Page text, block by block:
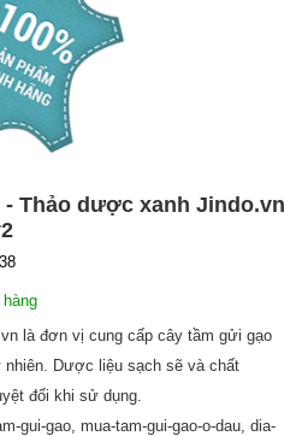
- Thảo dược xanh Jindo.vn
là đơn vị cung cấp cây tầm gửi gạo
Dược liệu sạch sẽ và chất
đối khi sử dụng.
gui-gao, mua-tam-gui-gao-o-dau, dia-